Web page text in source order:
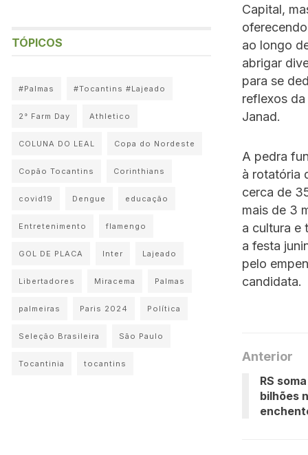
Capital,
ao longo
abrigar
para se
reflexos
Janad.
A pedra
à rotatória
cerca de
mais de 3
a cultura e
a festa
pelo
candidata.
Anterior
RS
bilhões
TÓPICOS
#Palmas #Tocantins #Lajeado
2° Farm Day Athletico
COLUNA DO LEAL Copa do Nordeste
Copão Tocantins Corinthians
covid19 Dengue educação
Entretenimento flamengo
GOL DE PLACA Inter Lajeado
Libertadores Miracema Palmas
palmeiras Paris 2024 Política
Seleção Brasileira São Paulo
Tocantinia tocantins